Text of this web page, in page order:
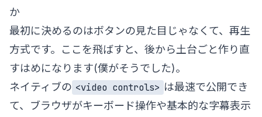
か
最初に決めるのはボタンの見た目じゃなくて、再生
方式です。ここを飛ばすと、後から土台ごと作り直
すはめになります(僕がそうでした)。
ネイティブの <video controls> は最速で公開でき
て、ブラウザがキーボード操作や基本的な字幕表示